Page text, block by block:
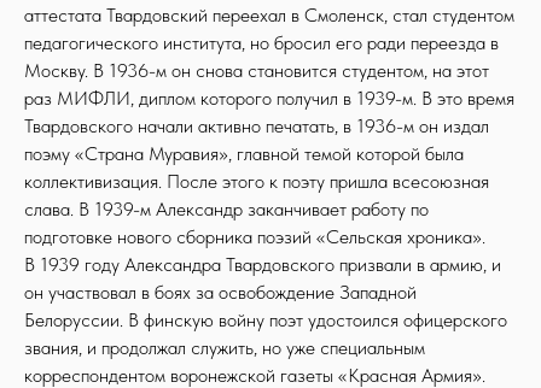
аттестата Твардовский переехал в Смоленск, стал студентом
педагогического института, но бросил его ради переезда в
Москву. В 1936-м он снова становится студентом, на этот
раз МИФЛИ, диплом которого получил в 1939-м. В это время
Твардовского начали активно печатать, в 1936-м он издал
поэму «Страна Муравия», главной темой которой была
коллективизация. После этого к поэту пришла всесоюзная
слава. В 1939-м Александр заканчивает работу по
подготовке нового сборника поэзий «Сельская хроника».
В 1939 году Александра Твардовского призвали в армию, и
он участвовал в боях за освобождение Западной
Белоруссии. В финскую войну поэт удостоился офицерского
звания, и продолжал служить, но уже специальным
корреспондентом воронежской газеты «Красная Армия».